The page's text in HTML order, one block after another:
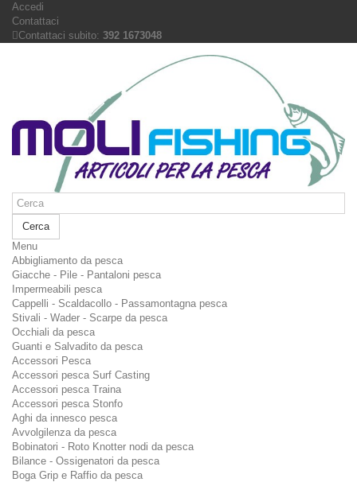
Accedi
Contattaci
Contattaci subito: 392 1673048
Cerca
Menu
Abbigliamento da pesca
Giacche - Pile - Pantaloni pesca
Impermeabili pesca
Cappelli - Scaldacollo - Passamontagna pesca
Stivali - Wader - Scarpe da pesca
Occhiali da pesca
Guanti e Salvadito da pesca
Accessori Pesca
Accessori pesca Surf Casting
Accessori pesca Traina
Accessori pesca Stonfo
Aghi da innesco pesca
Avvolgilenza da pesca
Bobinatori - Roto Knotter nodi da pesca
Bilance - Ossigenatori da pesca
Boga Grip e Raffio da pesca